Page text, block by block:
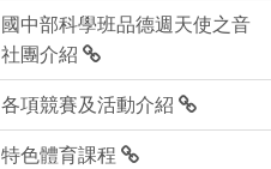
國中部科學班品德週天使之音
社團介紹
各項競賽及活動介紹
特色體育課程